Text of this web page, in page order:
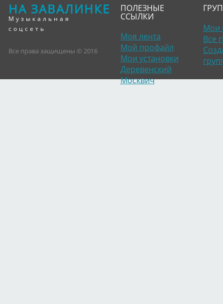
НА ЗАВАЛИНКЕ
Музыкальная
соцсеть
Все права защищены © 2016
ПОЛЕЗНЫЕ
ССЫЛКИ
Моя лента
Мой профайл
Мои установки
Деревенский
Москвич
Мои
Все